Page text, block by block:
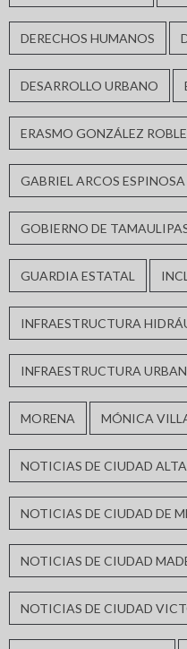
DERECHOS HUMANOS
DESARROLLO URBANO
ERASMO GONZÁLEZ
GABRIEL ARCOS ESPINOSA
GOBIERNO DE
GUARDIA ESTATAL
INFRAESTRUCTURA
INFRAESTRUCTURA
MORENA MÓNICA
NOTICIAS DE CIUDAD
NOTICIAS DE CIUDAD DE
NOTICIAS DE CIUDAD
NOTICIAS DE CIUDAD